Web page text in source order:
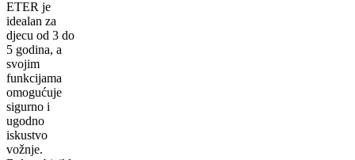
ETER je
idealan za
djecu od 3 do
5 godina, a
svojim
funkcijama
omogućuje
sigurno i
ugodno
iskustvo
vožnje.